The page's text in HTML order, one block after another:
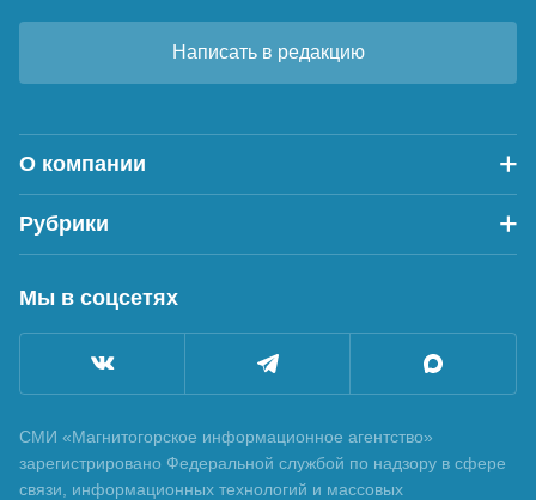
Написать в редакцию
О компании
Рубрики
Мы в соцсетях
СМИ «Магнитогорское информационное агентство»
зарегистрировано Федеральной службой по надзору в сфере
связи, информационных технологий и массовых